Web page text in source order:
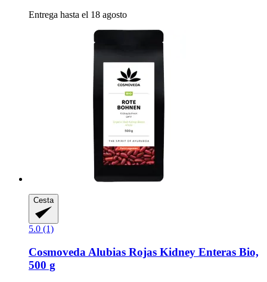
Entrega hasta el 18 agosto
Cesta
5.0 (1)
Cosmoveda Alubias Rojas Kidney Enteras Bio,
500 g